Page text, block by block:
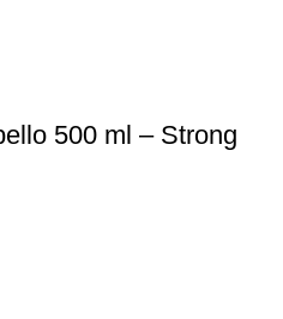
500 ml – Strong